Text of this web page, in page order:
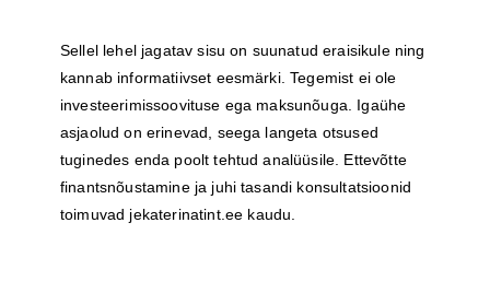
Sellel lehel jagatav sisu on suunatud eraisikule ning
kannab informatiivset eesmärki. Tegemist ei ole
investeerimissoovituse ega maksunõuga. Igaühe
asjaolud on erinevad, seega langeta otsused
tuginedes enda poolt tehtud analüüsile. Ettevõtte
finantsnõustamine ja juhi tasandi konsultatsioonid
toimuvad jekaterinatint.ee kaudu.